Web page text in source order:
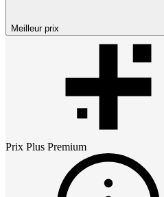
Meilleur prix
Prix Plus Premium